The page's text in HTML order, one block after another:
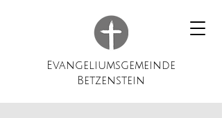
Evangeliumsgemeinde
Betzenstein